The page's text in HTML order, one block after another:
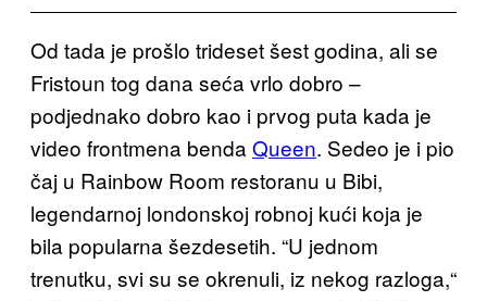
Od tada je prošlo trideset šest godina, ali se
Fristoun tog dana seća vrlo dobro –
podjednako dobro kao i prvog puta kada je
video frontmena benda Queen. Sedeo je i pio
čaj u Rainbow Room restoranu u Bibi,
legendarnoj londonskoj robnoj kući koja je
bila popularna šezdesetih. “U jednom
trenutku, svi su se okrenuli, iz nekog razloga,“